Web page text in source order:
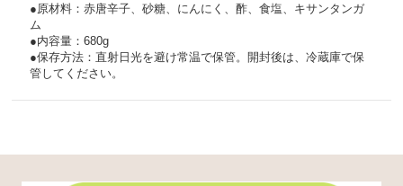
●原材料：赤唐辛子、砂糖、にんにく、酢、食塩、キサンタンガ
ム
●内容量：680g
●保存方法：直射日光を避け常温で保管。開封後は、冷蔵庫で保
管してください。